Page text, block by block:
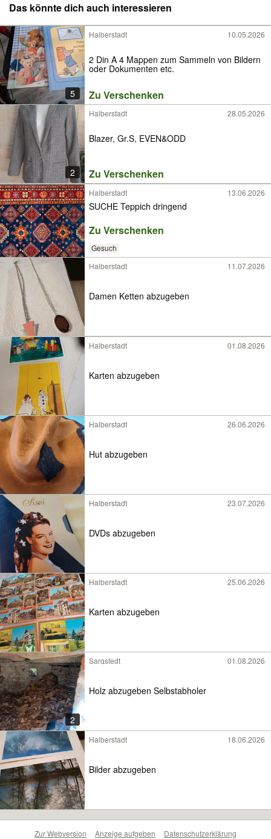
Das könnte dich auch interessieren
5
Halberstadt 10.05.2026
2 Din A 4 Mappen zum Sammeln von Bildern
oder Dokumenten etc.
Zu Verschenken
2
Halberstadt 28.05.2026
Blazer, Gr.S, EVEN&ODD
Zu Verschenken
Halberstadt 13.06.2026
SUCHE Teppich dringend
Zu Verschenken
Gesuch
Halberstadt
11.07.2026
Damen Ketten abzugeben
Halberstadt 01.08.2026
Karten abzugeben
Halberstadt 26.06.2026
Hut abzugeben
Halberstadt 23.07.2026
DVDs abzugeben
Halberstadt 25.06.2026
Karten abzugeben
2
Sargstedt 01.08.2026
Holz abzugeben Selbstabholer
Halberstadt 18.06.2026
Bilder abzugeben
Zur Webversion Anzeige aufgeben Datenschutzerklärung